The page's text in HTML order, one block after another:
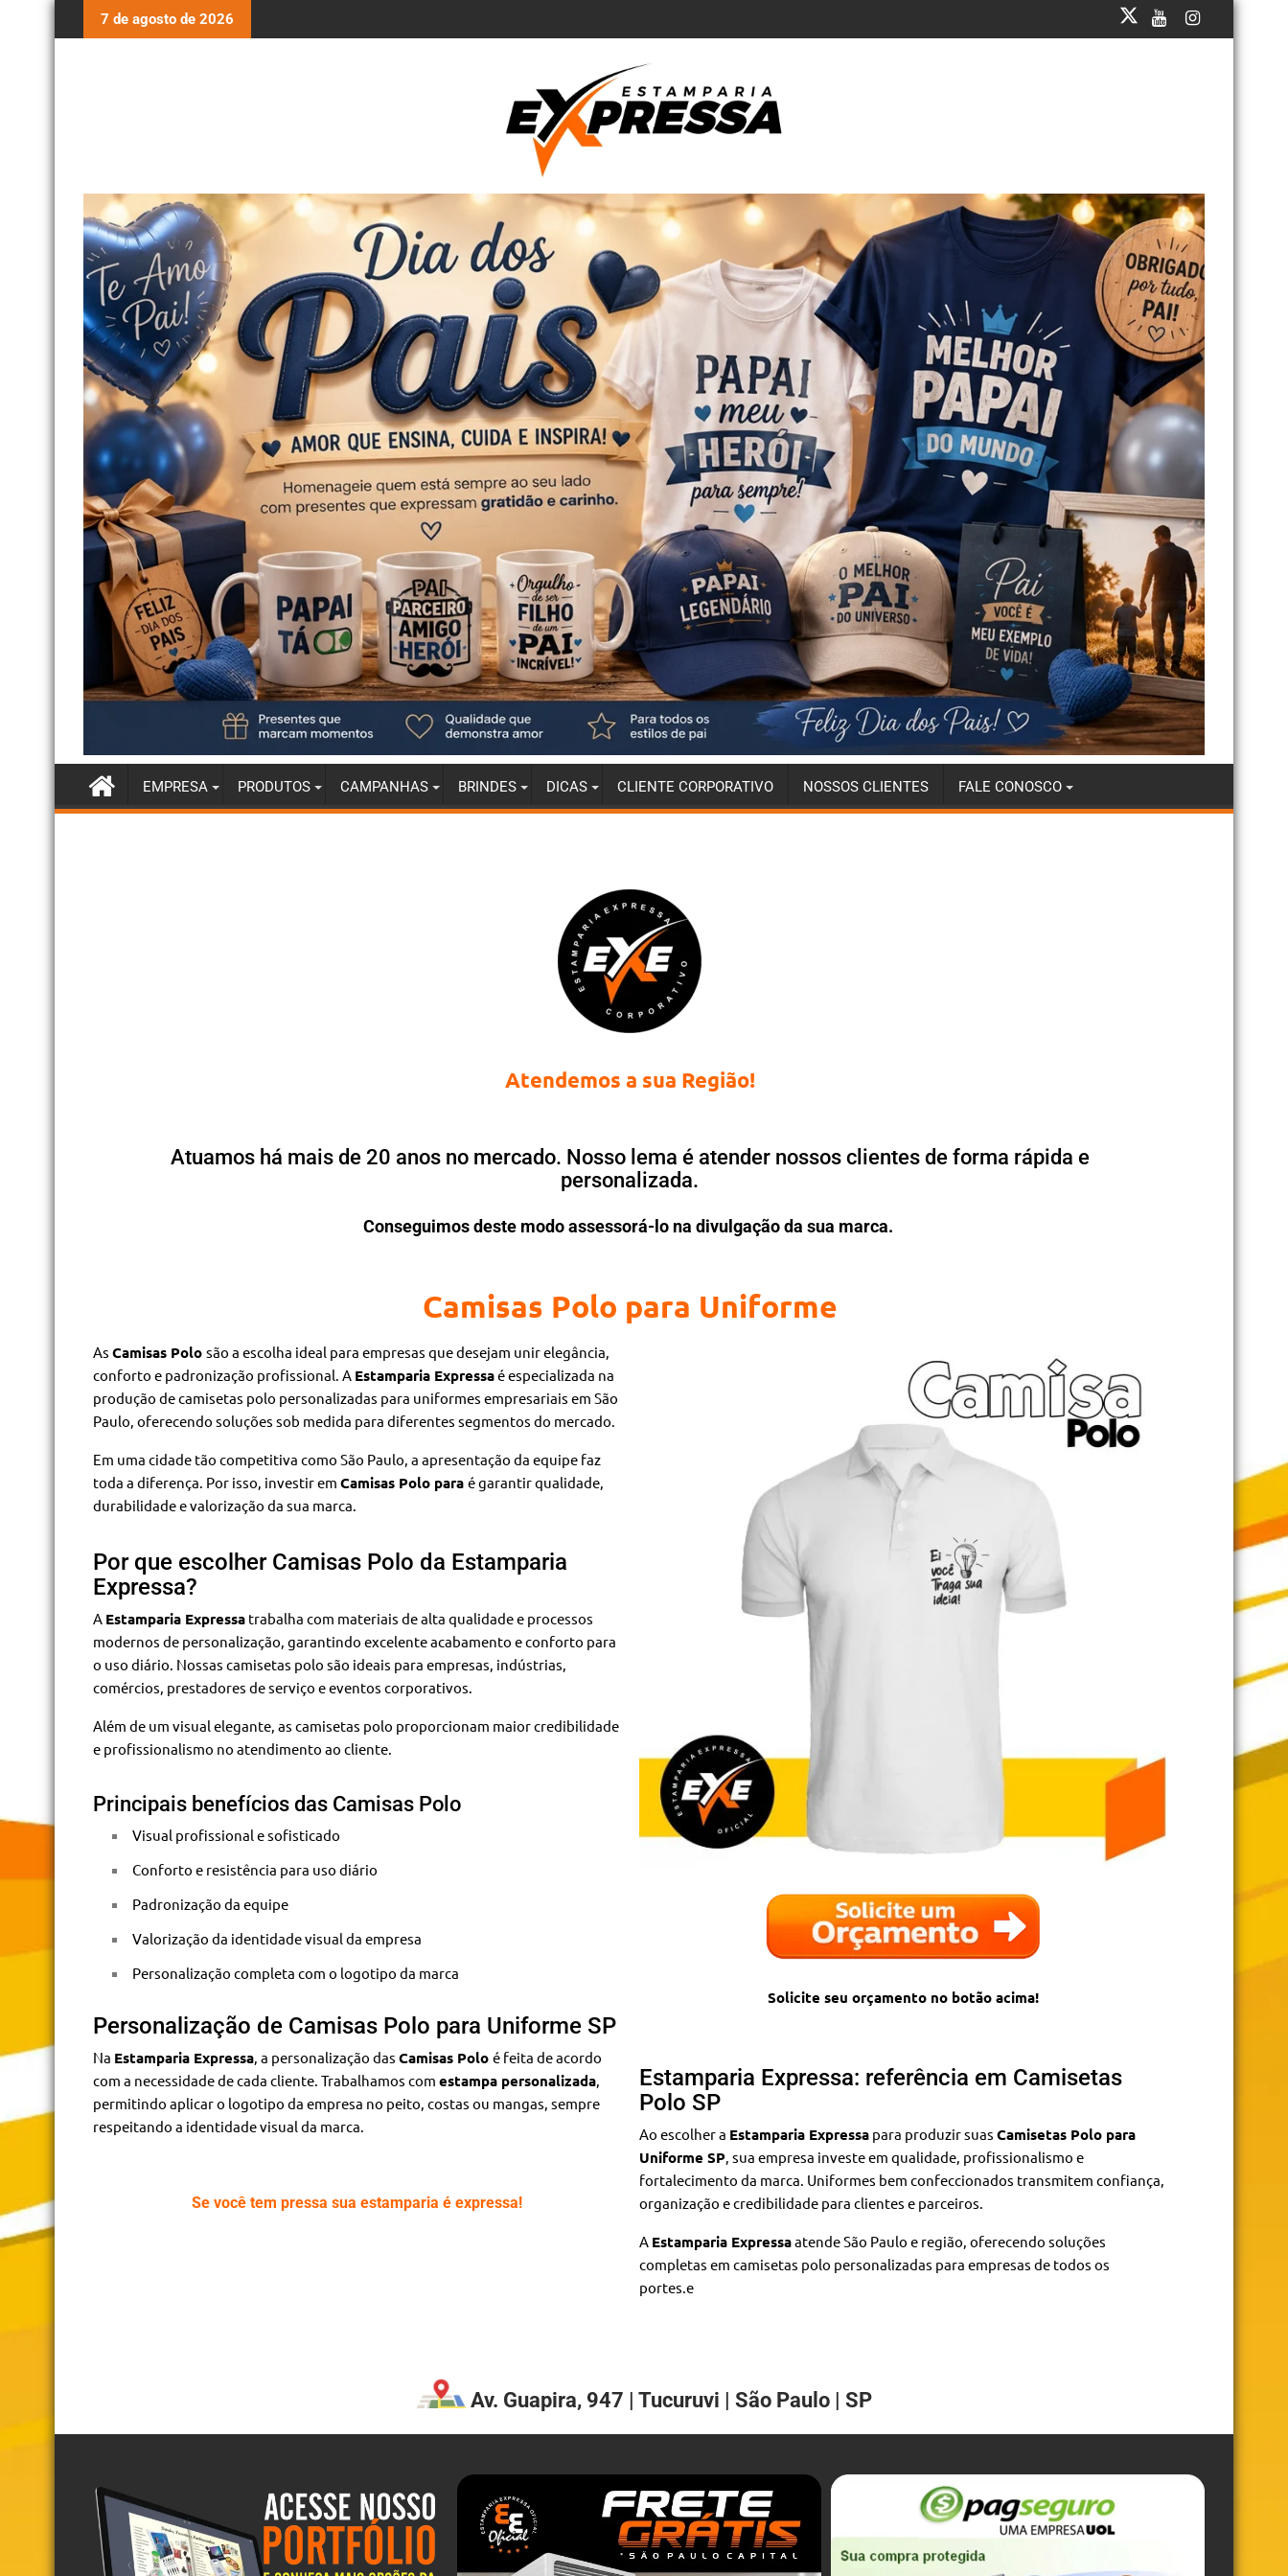
7 de agosto de 2026
EMPRESA PRODUTOS CAMPANHAS BRINDES DICAS CLIENTE CORPORATIVO NOSSOS CLIENTES FALE CONOSCO
Atendemos a sua Região!
Atuamos há mais de 20 anos no mercado. Nosso lema é atender nossos clientes de forma rápida e
personalizada.
Conseguimos deste modo assessorá-lo na divulgação da sua marca.
Camisas Polo para Uniforme
As Camisas Polo são a escolha ideal para empresas que desejam unir elegância,
conforto e padronização profissional. A Estamparia Expressaé especializada na
produção de camisetas polo personalizadas para uniformes empresariais em São
Paulo, oferecendo soluções sob medida para diferentes segmentos do mercado.
Em uma cidade tão competitiva como São Paulo, a apresentação da equipe faz
toda a diferença. Por isso, investir em Camisas Polo para é garantir qualidade,
durabilidade e valorização da sua marca.
Por que escolher Camisas Polo da Estamparia
Expressa?
A Estamparia Expressa trabalha com materiais de alta qualidade e processos
modernos de personalização, garantindo excelente acabamento e conforto para
o uso diário. Nossas camisetas polo são ideais para empresas, indústrias,
comércios, prestadores de serviço e eventos corporativos.
Além de um visual elegante, as camisetas polo proporcionam maior credibilidade
e profissionalismo no atendimento ao cliente.
Principais benefícios das Camisas Polo
Visual profissional e sofisticado
Conforto e resistência para uso diário
Padronização da equipe
Valorização da identidade visual da empresa
Personalização completa com o logotipo da marca
Personalização de Camisas Polo para Uniforme SP
Na Estamparia Expressa , a personalização das Camisas Polo é feita de acordo
com a necessidade de cada cliente. Trabalhamos com estampa personalizada
permitindo aplicar o logotipo da empresa no peito, costas ou mangas, sempre
respeitando a identidade visual da marca.
Se você tem pressa sua estamparia é expressa!
Solicite seu orçamento no botão acima!
Estamparia Expressa: referência em Camisetas
Polo SP
Ao escolher a Estamparia Expressa para produzir suas Camisetas Polo para
Uniforme SP , sua empresa investe em qualidade, profissionalismo e
fortalecimento da marca. Uniformes bem confeccionados transmitem confiança,
organização e credibilidade para clientes e parceiros.
A Estamparia Expressaatende São Paulo e região, oferecendo soluções
completas em camisetas polo personalizadas para empresas de todos os
portes.e
Av. Guapira, 947 | Tucuruvi | São Paulo | SP